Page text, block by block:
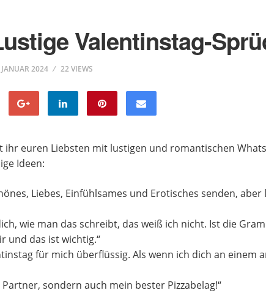
Valentinstag-
2024 22 VIEWS
ihr euren Liebsten mit lustigen und romantischen
Ideen:
Liebes, Einfühlsames und Erotisches senden, aber
wie man das schreibt, das weiß ich nicht. Ist die
und das ist wichtig.“
für mich überflüssig. Als wenn ich dich an einem
sondern auch mein bester Pizzabelag!“